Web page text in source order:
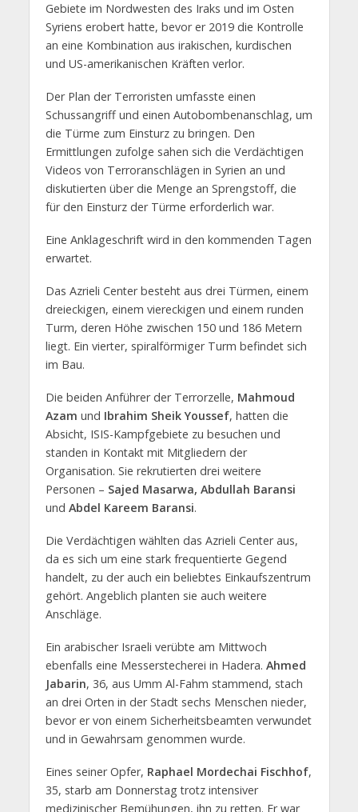
Gebiete im Nordwesten des Iraks und im Osten
Syriens erobert hatte, bevor er 2019 die Kontrolle
an eine Kombination aus irakischen, kurdischen
und US-amerikanischen Kräften verlor.
Der Plan der Terroristen umfasste einen
Schussangriff und einen Autobombenanschlag, um
die Türme zum Einsturz zu bringen. Den
Ermittlungen zufolge sahen sich die Verdächtigen
Videos von Terroranschlägen in Syrien an und
diskutierten über die Menge an Sprengstoff, die
für den Einsturz der Türme erforderlich war.
Eine Anklageschrift wird in den kommenden Tagen
erwartet.
Das Azrieli Center besteht aus drei Türmen, einem
dreieckigen, einem viereckigen und einem runden
Turm, deren Höhe zwischen 150 und 186 Metern
liegt. Ein vierter, spiralförmiger Turm befindet sich
im Bau.
Die beiden Anführer der Terrorzelle, Mahmoud
Azam und Ibrahim Sheik Youssef, hatten die
Absicht, ISIS-Kampfgebiete zu besuchen und
standen in Kontakt mit Mitgliedern der
Organisation. Sie rekrutierten drei weitere
Personen – Sajed Masarwa, Abdullah Baransi
und Abdel Kareem Baransi.
Die Verdächtigen wählten das Azrieli Center aus,
da es sich um eine stark frequentierte Gegend
handelt, zu der auch ein beliebtes Einkaufszentrum
gehört. Angeblich planten sie auch weitere
Anschläge.
Ein arabischer Israeli verübte am Mittwoch
ebenfalls eine Messerstecherei in Hadera. Ahmed
Jabarin, 36, aus Umm Al-Fahm stammend, stach
an drei Orten in der Stadt sechs Menschen nieder,
bevor er von einem Sicherheitsbeamten verwundet
und in Gewahrsam genommen wurde.
Eines seiner Opfer, Raphael Mordechai Fischhof,
35, starb am Donnerstag trotz intensiver
medizinischer Bemühungen, ihn zu retten. Er war